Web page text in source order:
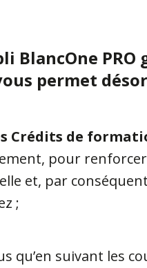
BlancOne
permet
Crédits de
pour
et, par
;
qu’en suivant les